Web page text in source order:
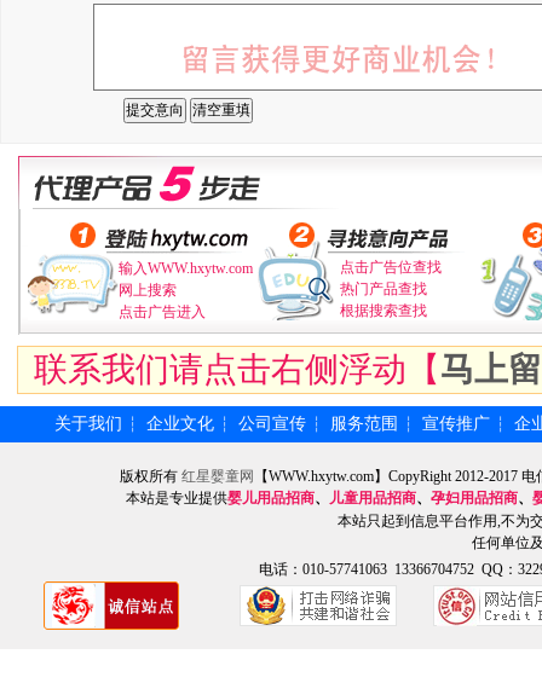
输入WWW.hxytw.com
网上搜索
点击广告进入
点击广告位查找
热门产品查找
根据搜索查找
联系我们请点击右侧浮动【马上
关于我们 ┆ 企业文化 ┆ 公司宣传 ┆ 服务范围 ┆ 宣传推广 ┆ 企
版权所有 红星婴童网
【WWW.hxytw.com】CopyRight 2012-2017
本站是专业提供婴儿用品招商、 儿童用品招商、 孕妇用品招商、
本站只起到信息平台作用,不为
任何单位
电话：010-57741063 13366704752 QQ：